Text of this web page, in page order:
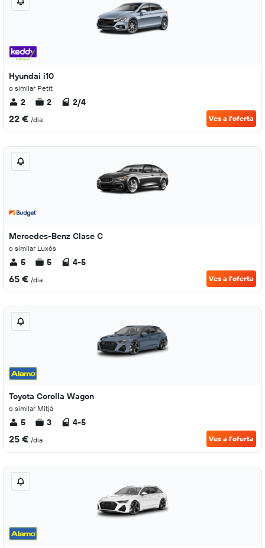
Hyundai i10
o similar Petit
2 2 2/4
22 € /dia Ves a l'oferta
Mercedes-Benz Clase C
o similar Luxós
5 5 4-5
65 € /dia Ves a l'oferta
Toyota Corolla Wagon
o similar Mitjà
5 3 4-5
25 € /dia Ves a l'oferta